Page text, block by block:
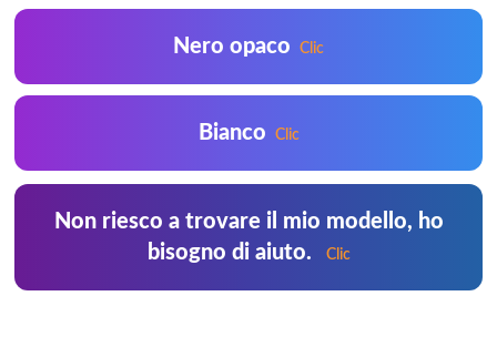
Nero opaco Clic
Bianco Clic
Non riesco a trovare il mio modello, ho
bisogno di aiuto.
Clic